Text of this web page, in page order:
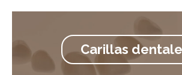
Carillas